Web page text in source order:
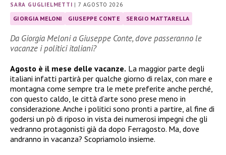
SARA GUGLIELMETTI |7 AGOSTO 2026
GIORGIA MELONI GIUSEPPE CONTE SERGIO MATTARELLA
Da Giorgia Meloni a Giuseppe Conte, dove passeranno le
vacanze i politici italiani?
Agosto è il mese delle vacanze. La maggior parte degli
italiani infatti partirà per qualche giorno di relax, con mare e
montagna come sempre tra le mete preferite anche perché,
con questo caldo, le città d’arte sono prese meno in
considerazione. Anche i politici sono pronti a partire, al fine di
godersi un pò di riposo in vista dei numerosi impegni che gli
vedranno protagonisti già da dopo Ferragosto. Ma, dove
andranno in vacanza? Scopriamolo insieme.